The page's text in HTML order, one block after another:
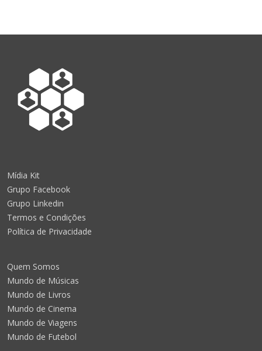
Mídia Kit
Grupo Facebook
Grupo Linkedin
Termos e Condições
Política de Privacidade
Quem Somos
Mundo de Músicas
Mundo de Livros
Mundo de Cinema
Mundo de Viagens
Mundo de Futebol